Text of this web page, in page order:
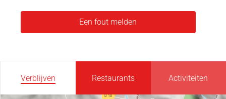
Een fout melden
Verblijven Restaurants Activiteiten